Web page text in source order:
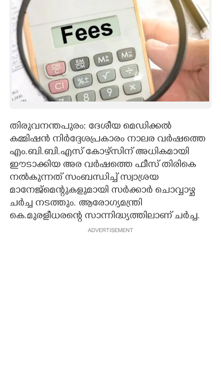
SPIRITUAL
INFO+
ART
ASTRO
CARTOONS
LITERATURE
ZOOM
CONTACT US
തിരുവനന്തപുരം: ദേശീയ മെഡിക്കൽ
കമ്മിഷൻ നിർദ്ദേശപ്രകാരം നാലര വർഷത്തെ
എം.ബി.ബി.എസ് കോഴ്സിന് അധികമായി
ഈടാക്കിയ അര വർഷത്തെ ഫീസ് തിരികെ
നൽകുന്നത് സംബന്ധിച്ച് സ്വാശ്രയ
മാനേജ്മെന്റുകളുമായി സർക്കാർ ചൊവ്വാഴ്ച
ചർച്ച നടത്തും. ആരോഗ്യമന്ത്രി
കെ.മുരളീധരന്റെ സാന്നിദ്ധ്യത്തിലാണ് ചർച്ച.
ADVERTISEMENT